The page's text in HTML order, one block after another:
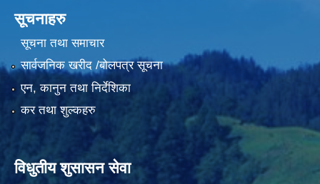
सूचनाहरु
सूचना तथा समाचार
सार्वजनिक खरीद /बोलपत्र सूचना
एन, कानुन तथा निर्देशिका
कर तथा शुल्कहरु
विधुतीय शुसासन सेवा